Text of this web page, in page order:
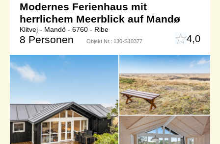
Modernes Ferienhaus mit
herrlichem Meerblick auf Mandø
Klitvej - Mandö - 6760 - Ribe
8 Personen Objekt Nr.: 130-S10377 4,0